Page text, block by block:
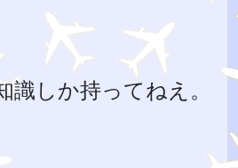
しか持ってねえ。